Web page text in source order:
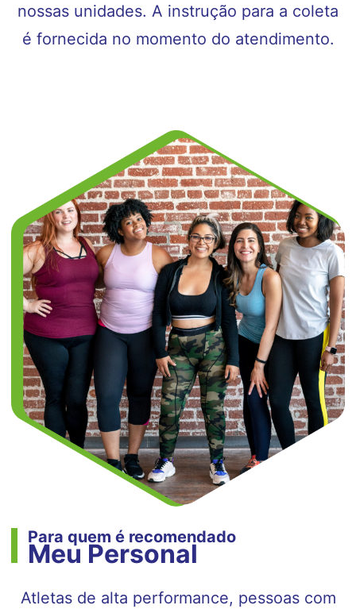
nossas unidades. A instrução para a coleta
é fornecida no momento do atendimento.
Para quem é recomendado
Meu Personal
Atletas de alta performance, pessoas com